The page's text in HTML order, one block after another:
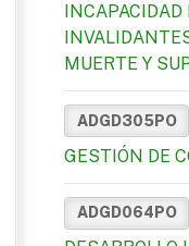
MUERTE Y
ADGD305PO
GESTIÓN DE
ADGD064PO